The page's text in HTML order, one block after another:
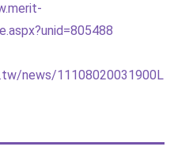
news/11108020031900L